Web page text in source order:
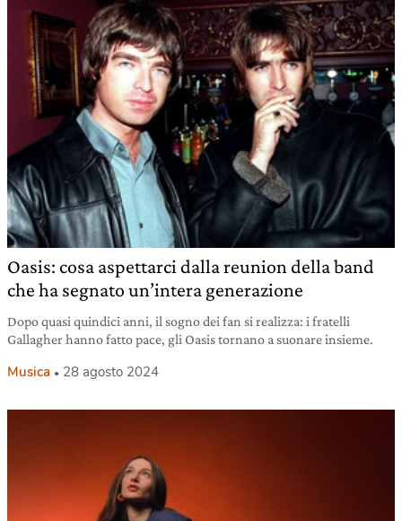
Oasis: cosa aspettarci dalla reunion della band
che ha segnato un’intera generazione
Dopo quasi quindici anni, il sogno dei fan si realizza: i fratelli
Gallagher hanno fatto pace, gli Oasis tornano a suonare insieme.
Musica 28 agosto 2024